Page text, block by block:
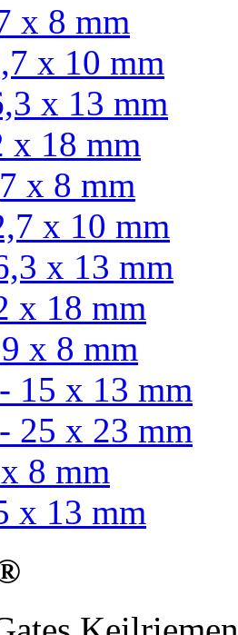
x 8 mm
x 10 mm
x 13 mm
x 18 mm
x 8 mm
x 10 mm
x 13 mm
x 18 mm
x 8 mm
15 x 13 mm
25 x 23 mm
8 mm
x 13 mm